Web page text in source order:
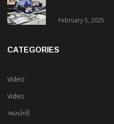
February 5, 2025
CATEGORIES
Video
Video
અમરેલી